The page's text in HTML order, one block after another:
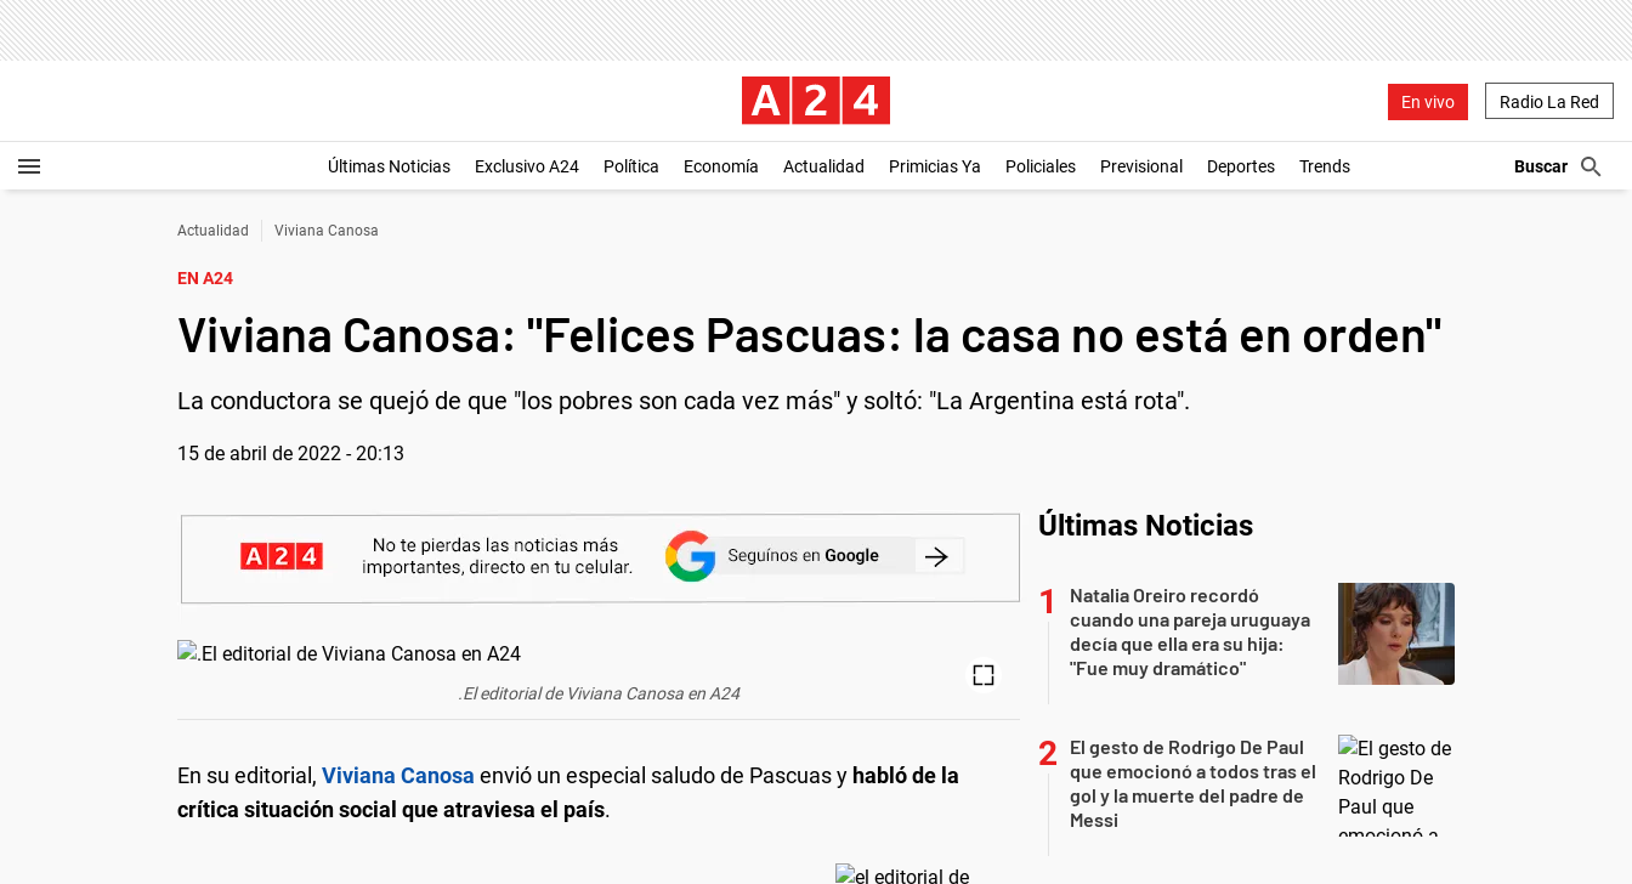
En vivo Radio La Red
Últimas Noticias Exclusivo A24 Política Economía Actualidad Primicias Ya Policiales Previsional Deportes Trends
Actualidad Viviana Canosa
EN A24
Viviana Canosa: "Felices Pascuas: la casa no está en orden"
La conductora se quejó de que "los pobres son cada vez más" y soltó: "La Argentina está rota".
15 de abril de 2022 - 20:13
.El editorial de Viviana Canosa en A24
En su editorial, Viviana Canosa envió un especial saludo de Pascuas y habló de la
crítica situación social que atraviesa el país.
Últimas Noticias
Natalia Oreiro recordó
cuando una pareja uruguaya
decía que ella era su hija:
"Fue muy dramático"
El gesto de Rodrigo De Paul
que emocionó a todos tras el
gol y la muerte del padre de
Messi